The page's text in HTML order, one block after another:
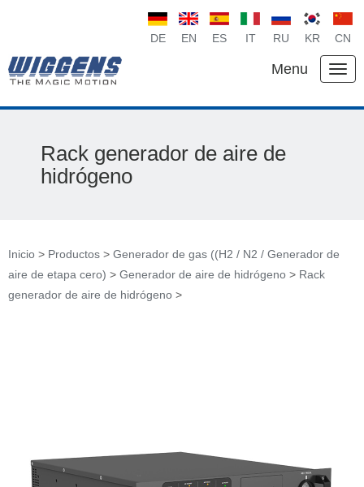
DE EN ES IT RU KR CN
Menu
Rack generador de aire de
hidrógeno
Inicio > Productos > Generador de gas ((H2 / N2 / Generador de
aire de etapa cero) > Generador de aire de hidrógeno > Rack
generador de aire de hidrógeno >